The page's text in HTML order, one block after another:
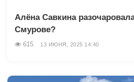
Алёна Савкина
Смурове?
615 13 ИЮНЯ, 2025 14:40